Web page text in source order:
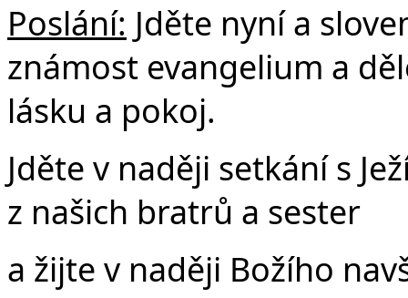
Poslání: Jděte nyní a
známost evangelium a
lásku a pokoj.
Jděte v naději setkání s
z našich bratrů a sester
a žijte v naději Božího